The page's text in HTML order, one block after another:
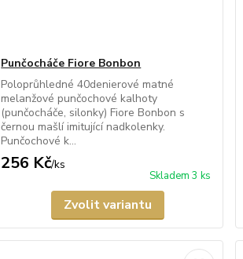
Punčocháče Fiore Bonbon
Poloprůhledné 40denierové matné
melanžové punčochové kalhoty
(punčocháče, silonky) Fiore Bonbon s
černou mašlí imitující nadkolenky.
Punčochové k...
256 Kč/ks
Skladem 3 ks
Zvolit variantu